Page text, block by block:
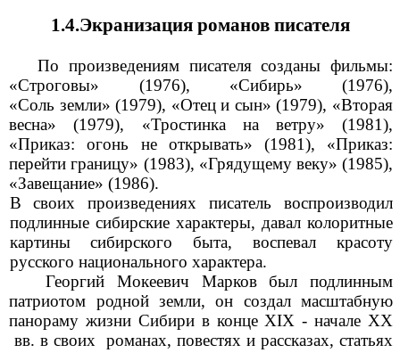
1.4.Экранизация романов писателя
По произведениям писателя созданы фильмы:
«Строговы» (1976), «Сибирь» (1976),
«Соль земли» (1979), «Отец и сын» (1979), «Вторая
весна» (1979), «Тростинка на ветру» (1981),
«Приказ: огонь не открывать» (1981), «Приказ:
перейти границу» (1983), «Грядущему веку» (1985),
«Завещание» (1986).
В своих произведениях писатель воспроизводил
подлинные сибирские характеры, давал колоритные
картины сибирского быта, воспевал красоту
русского национального характера.
Георгий Мокеевич Марков был подлинным
патриотом родной земли, он создал масштабную
панораму жизни Сибири в конце XIX - начале XX
вв. в своих романах, повестях и рассказах, статьях